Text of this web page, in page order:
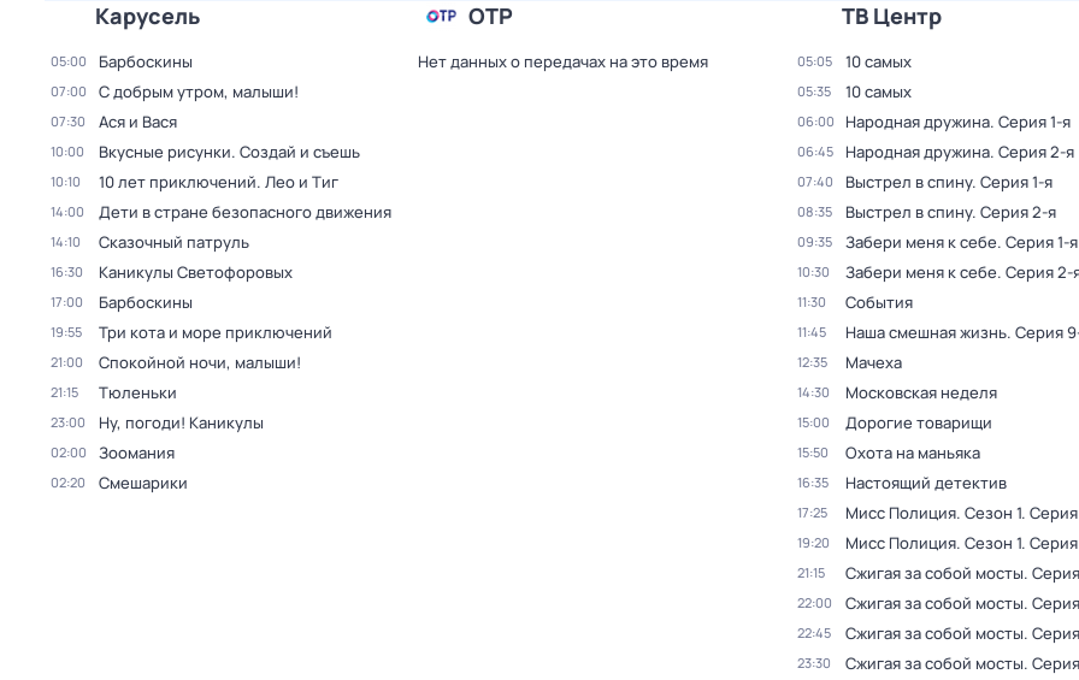
Карусель
05:00 Барбоскины
07:00 С добрым утром, малыши!
07:30 Ася и Вася
10:00 Вкусные рисунки. Создай и съешь
10:10 10 лет приключений. Лео и Тиг
14:00 Дети в стране безопасного движения
14:10 Сказочный патруль
16:30 Каникулы Светофоровых
17:00 Барбоскины
19:55 Три кота и море приключений
21:00 Спокойной ночи, малыши!
21:15 Тюленьки
23:00 Ну, погоди! Каникулы
02:00 Зоомания
02:20 Смешарики
ОТР
Нет данных о передачах на это время
ТВ Центр
05:05 10 самых
05:35 10 самых
06:00 Народная дружина. Серия 1-я
06:45 Народная дружина. Серия 2-я
07:40 Выстрел в спину. Серия 1-я
08:35 Выстрел в спину. Серия 2-я
09:35 Забери меня к себе. Серия 1-я
10:30 Забери меня к себе. Серия 2-
11:30 События
11:45 Наша смешная жизнь. Серия
12:35 Мачеха
14:30 Московская неделя
15:00 Дорогие товарищи
15:50 Охота на маньяка
16:35 Настоящий детектив
17:25 Мисс Полиция. Сезон 1. Серия
19:20 Мисс Полиция. Сезон 1.
21:15 Сжигая за собой мосты.
22:00 Сжигая за собой мосты.
22:45 Сжигая за собой мосты.
23:30 Сжигая за собой мосты.